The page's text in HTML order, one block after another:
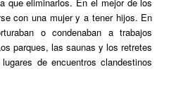
con una mujer y a tener hijos. En
o condenaban a trabajos
parques, las saunas y los retretes
de encuentros clandestinos